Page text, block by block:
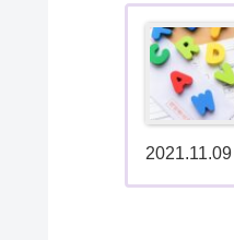
2021.11.09